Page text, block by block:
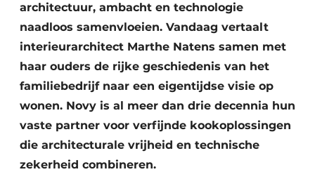
architectuur, ambacht en technologie
naadloos samenvloeien. Vandaag vertaalt
interieurarchitect Marthe Natens samen met
haar ouders de rijke geschiedenis van het
familiebedrijf naar een eigentijdse visie op
wonen. Novy is al meer dan drie decennia hun
vaste partner voor verfijnde kookoplossingen
die architecturale vrijheid en technische
zekerheid combineren.